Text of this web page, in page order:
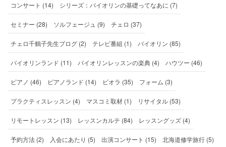
コンサート (14) シリーズ：バイオリンの基礎ってなあに (7)
セミナー (28) ソルフェージュ (9) チェロ (37)
チェロ千鶴子先生ブログ (2) テレビ番組 (1) バイオリン (85)
バイオリンランド (11) バイオリンレッスンの楽典 (4) ハウツー (46)
ピアノ (46) ピアノランド (14) ビオラ (35) フォーム (3)
プラクティスレッスン (4) マスコミ取材 (1) リサイタル (53)
リモートレッスン (13) レッスンカルテ (84) レッスングッズ (4)
予約方法 (2) 入会にあたり (5) 出演コンサート (15) 北海道修学旅行 (5)